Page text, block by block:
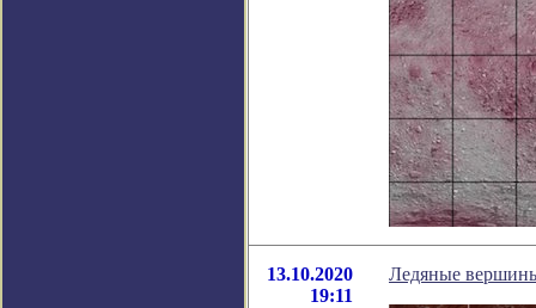
13.10.2020
19:11
Ледяные вершины